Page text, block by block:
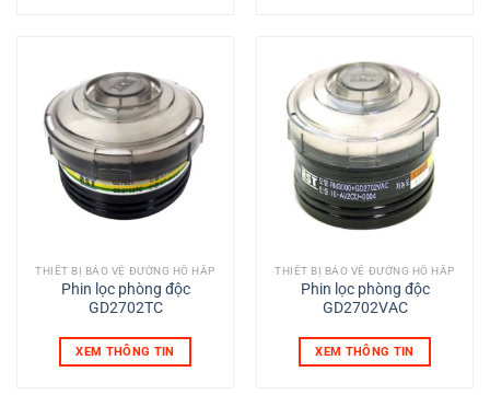
THIẾT BỊ BẢO VỆ ĐƯỜNG HÔ HẤP
Phin lọc phòng độc
GD2702TC
XEM THÔNG TIN
THIẾT BỊ BẢO VỆ ĐƯỜNG HÔ HẤP
Phin lọc phòng độc
GD2702VAC
XEM THÔNG TIN